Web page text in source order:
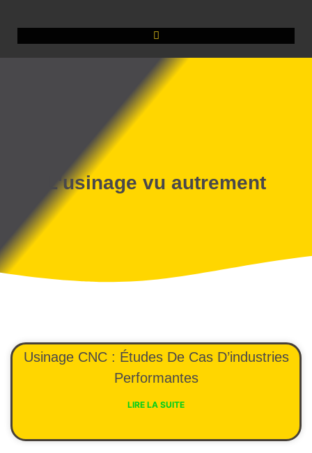
L'usinage vu autrement
Usinage CNC : Études De Cas D’industries
Performantes
LIRE LA SUITE